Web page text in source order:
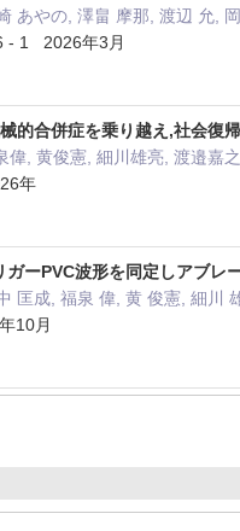
あやの, 澤畠 摩那, 渡辺 允,
- 1 2026年3月
的合併症を乗り越え,社会復
, 黄俊憲, 細川雄亮, 渡邉嘉
年
ーPVC波形を同定しアブ
匡成, 福泉 偉, 黄 俊憲, 細川
10月